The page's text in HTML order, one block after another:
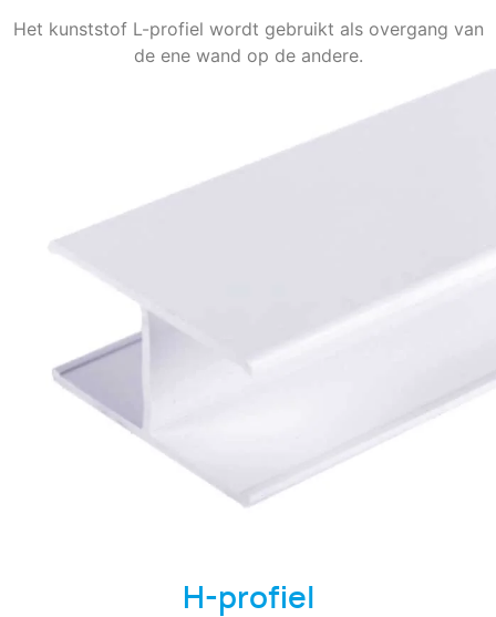
Het kunststof L-profiel wordt gebruikt als overgang van
de ene wand op de andere.
H-profiel